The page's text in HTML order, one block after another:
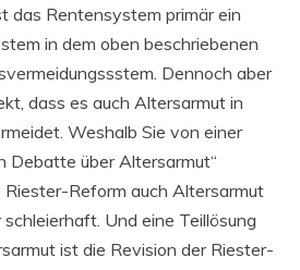
das Rentensystem primär ein
in dem oben beschriebenen
Dennoch aber
dass es auch Altersarmut in
Weshalb Sie von einer
Debatte über Altersarmut“
Reform auch Altersarmut
Und eine Teillösung
ist die Revision der Riester-